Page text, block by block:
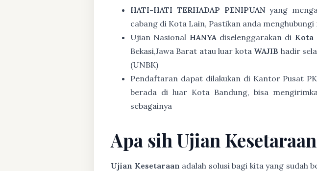
HATI-HATI TERHADAP PENIPUANyang
cabang di Kota Lain, Pastikan anda
Ujian Nasional HANYA diselenggarakan di Kota
Bekasi,Jawa Barat atau luar kota WAJIB hadir
(UNBK)
Pendaftaran dapat dilakukan di Kantor Pusat
berada di luar Kota Bandung, bisa
sebagainya
Apa sih Ujian
Ujian Kesetaraan adalah solusi bagi kita yang sudah